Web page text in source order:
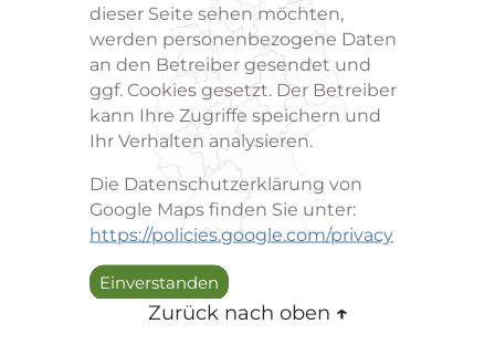
dieser Seite sehen möchten,
werden personenbezogene Daten
an den Betreiber gesendet und
ggf. Cookies gesetzt. Der Betreiber
kann Ihre Zugriffe speichern und
Ihr Verhalten analysieren.
Die Datenschutzerklärung von
Google Maps finden Sie unter:
https://policies.google.com/privacy
Einverstanden
Zurück nach oben ↑